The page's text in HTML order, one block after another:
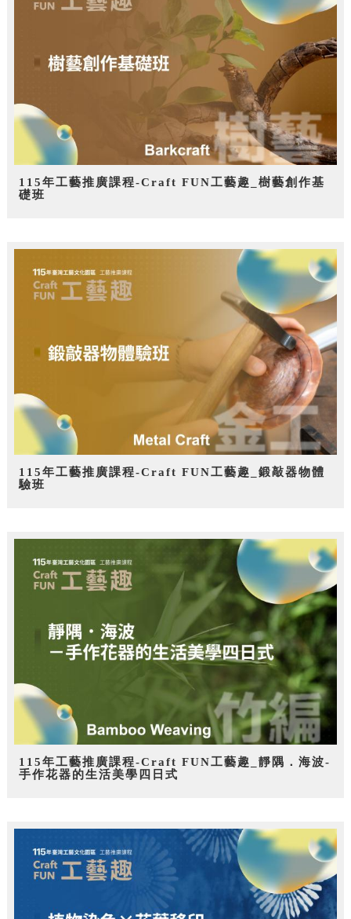
115年工藝推廣課程-Craft FUN工藝趣_樹藝創作基
礎班
115年工藝推廣課程-Craft FUN工藝趣_鍛敲器物體
驗班
115年工藝推廣課程-Craft FUN工藝趣_靜隅．海波-
手作花器的生活美學四日式